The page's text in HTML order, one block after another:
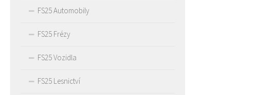
FS25 Automobily
FS25 Frézy
FS25 Vozidla
FS25 Lesnictví